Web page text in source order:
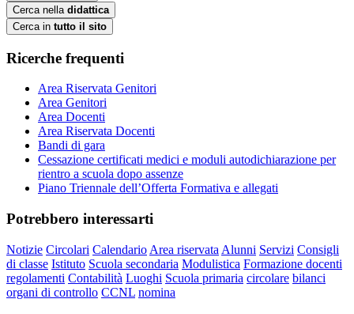
Cerca nella didattica
Cerca in tutto il sito
Ricerche frequenti
Area Riservata Genitori
Area Genitori
Area Docenti
Area Riservata Docenti
Bandi di gara
Cessazione certificati medici e moduli autodichiarazione per
rientro a scuola dopo assenze
Piano Triennale dell’Offerta Formativa e allegati
Potrebbero interessarti
Notizie Circolari Calendario Area riservata Alunni Servizi Consigli
di classe Istituto Scuola secondaria Modulistica Formazione docenti
regolamenti Contabilità Luoghi Scuola primaria circolare bilanci
organi di controllo CCNL nomina